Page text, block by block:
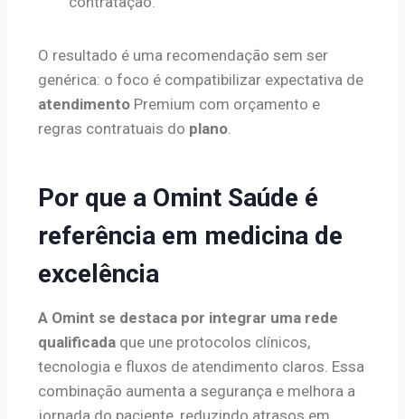
O resultado é uma recomendação sem ser
genérica: o foco é compatibilizar expectativa de
atendimento Premium com orçamento e
regras contratuais do plano
Por que a Omint Saúde é
referência em medicina de
excelência
A Omint se destaca por integrar uma rede
qualificada que une protocolos clínicos,
tecnologia e fluxos de atendimento claros. Essa
combinação aumenta a segurança e melhora a
jornada do paciente, reduzindo atrasos em